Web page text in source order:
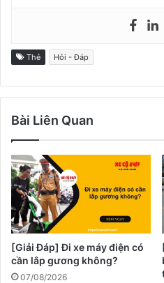
Thẻ Hỏi - Đáp
Bài Liên Quan
[Giải Đáp] Đi xe máy điện có
cần lắp gương không?
07/08/2026